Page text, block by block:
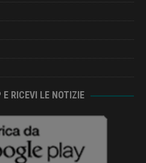
E RICEVI LE NOTIZIE